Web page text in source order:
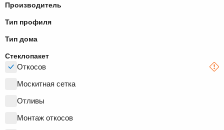
Производитель
Тип профиля
Тип дома
Стеклопакет
Откосов
Москитная сетка
Отливы
Монтаж откосов